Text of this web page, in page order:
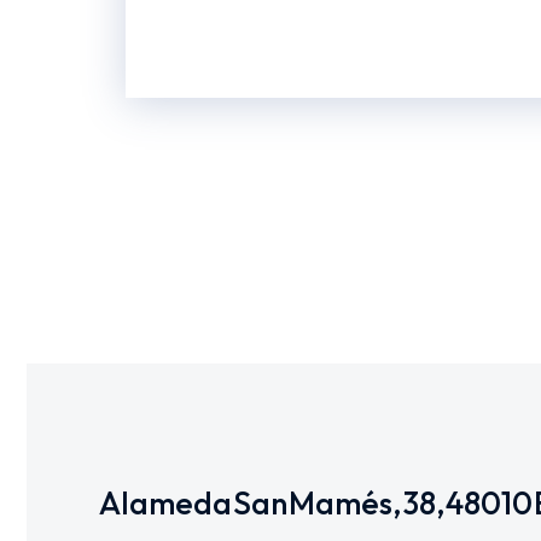
Alameda San Mamés, 38,